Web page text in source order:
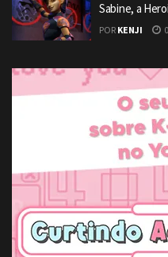
Sabine, a
POR KENJI